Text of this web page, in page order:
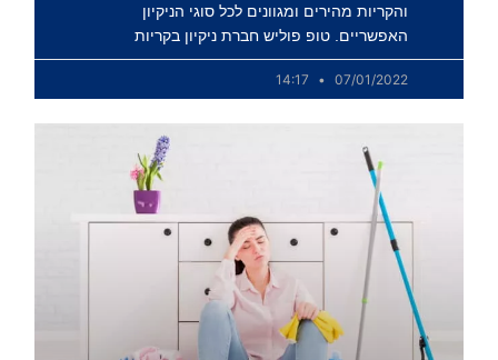
והקריות מהירים ומגוונים לכל סוגי הניקיון
האפשריים. טופ פוליש חברת ניקיון בקריות
07/01/2022